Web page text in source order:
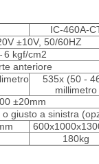
IC-460A-
±10V, 50/60HZ
6 kgf/cm2
anteriore
535x (50 -
millimetro
±20mm
giusto a sinistra
180kg